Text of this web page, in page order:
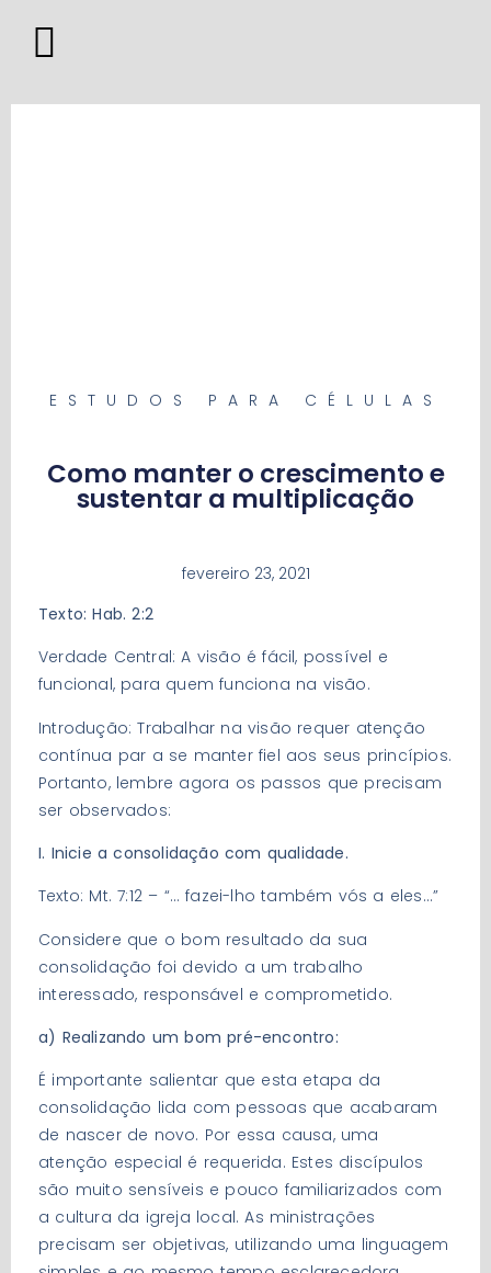
ESTUDOS PARA CÉLULAS
Como manter o crescimento e
sustentar a multiplicação
fevereiro 23, 2021
Texto: Hab. 2:2
Verdade Central: A visão é fácil, possível e
funcional, para quem funciona na visão.
Introdução: Trabalhar na visão requer atenção
contínua par a se manter fiel aos seus princípios.
Portanto, lembre agora os passos que precisam
ser observados:
I. Inicie a consolidação com qualidade.
Texto: Mt. 7:12 – “… fazei-lho também vós a eles…”
Considere que o bom resultado da sua
consolidação foi devido a um trabalho
interessado, responsável e comprometido.
a) Realizando um bom pré-encontro:
É importante salientar que esta etapa da
consolidação lida com pessoas que acabaram
de nascer de novo. Por essa causa, uma
atenção especial é requerida. Estes discípulos
são muito sensíveis e pouco familiarizados com
a cultura da igreja local. As ministrações
precisam ser objetivas, utilizando uma linguagem